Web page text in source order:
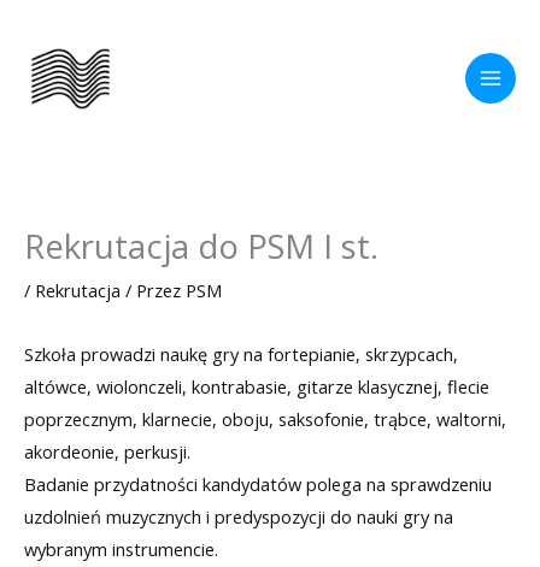
treści
Rekrutacja do PSM I st.
/ Rekrutacja / Przez PSM
Szkoła prowadzi naukę gry na fortepianie, skrzypcach,
altówce, wiolonczeli, kontrabasie, gitarze klasycznej, flecie
poprzecznym, klarnecie, oboju, saksofonie, trąbce, waltorni,
akordeonie, perkusji.
Badanie przydatności kandydatów polega na sprawdzeniu
uzdolnień muzycznych i predyspozycji do nauki gry na
wybranym instrumencie.